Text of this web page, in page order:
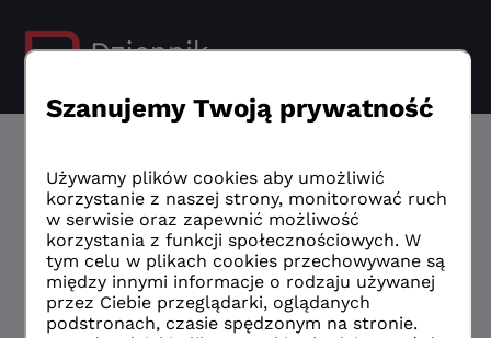
Nowa wersja Dziennika VULCAN
Czy masz konto eduVULCAN?
Zaloguj do eduVULCAN